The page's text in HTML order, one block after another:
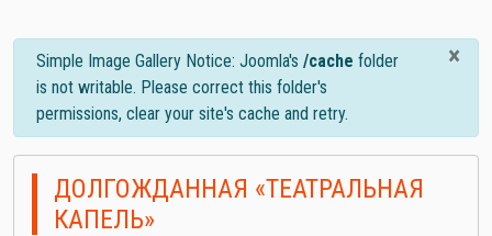
×
info
Simple Image Gallery Notice: Joomla's /cache folder
is not writable. Please correct this folder's
permissions, clear your site's cache and retry.
ДОЛГОЖДАННАЯ «ТЕАТРАЛЬНАЯ
КАПЕЛЬ»